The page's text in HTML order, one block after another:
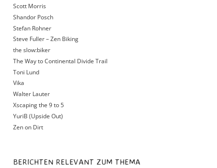
Scott Morris
Shandor Posch
Stefan Rohner
Steve Fuller – Zen Biking
the slow:biker
The Way to Continental Divide Trail
Toni Lund
Vika
Walter Lauter
Xscaping the 9 to 5
YuriB (Upside Out)
Zen on Dirt
BERICHTEN RELEVANT ZUM THEMA